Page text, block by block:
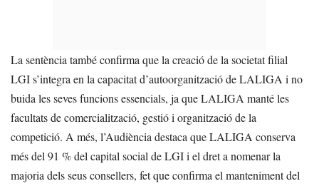
La sentència també confirma que la creació de la societat filial
LGI s’integra en la capacitat d’autoorganització de LALIGA i no
buida les seves funcions essencials, ja que LALIGA manté les
facultats de comercialització, gestió i organització de la
competició. A més, l’Audiència destaca que LALIGA conserva
més del 91 % del capital social de LGI i el dret a nomenar la
majoria dels seus consellers, fet que confirma el manteniment del